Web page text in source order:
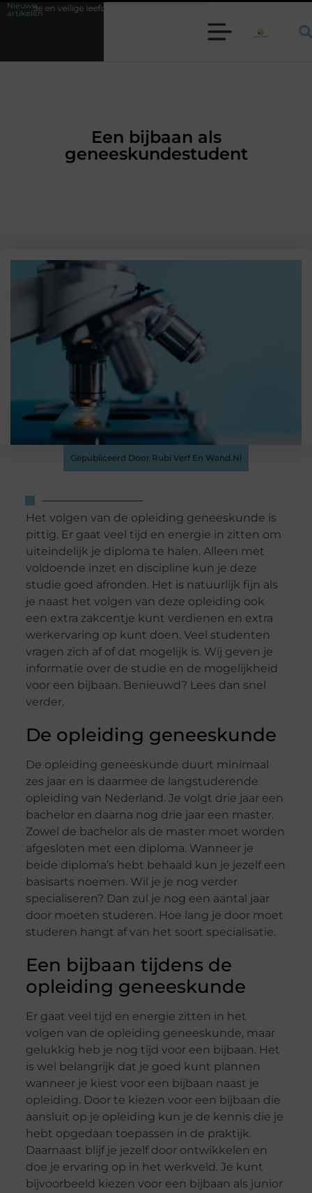
Nieuwe
artikelen Waarom een werkschakelaar onmisbaar is bij veel
Een bijbaan als
geneeskundestudent
Gepubliceerd Door Rubi Verf En Wand.nl
Het volgen van de opleiding geneeskunde is
pittig. Er gaat veel tijd en energie in zitten om
uiteindelijk je diploma te halen. Alleen met
voldoende inzet en discipline kun je deze
studie goed afronden. Het is natuurlijk fijn als
je naast het volgen van deze opleiding ook
een extra zakcentje kunt verdienen en extra
werkervaring op kunt doen. Veel studenten
vragen zich af of dat mogelijk is. Wij geven je
informatie over de studie en de mogelijkheid
voor een bijbaan. Benieuwd? Lees dan snel
verder.
De opleiding geneeskunde
De opleiding geneeskunde duurt minimaal
zes jaar en is daarmee de langstuderende
opleiding van Nederland. Je volgt drie jaar een
bachelor en daarna nog drie jaar een master.
Zowel de bachelor als de master moet worden
afgesloten met een diploma. Wanneer je
beide diploma’s hebt behaald kun je jezelf een
basisarts noemen. Wil je je nog verder
specialiseren? Dan zul je nog een aantal jaar
door moeten studeren. Hoe lang je door moet
studeren hangt af van het soort specialisatie.
Een bijbaan tijdens de
opleiding geneeskunde
Er gaat veel tijd en energie zitten in het
volgen van de opleiding geneeskunde, maar
gelukkig heb je nog tijd voor een bijbaan. Het
is wel belangrijk dat je goed kunt plannen
wanneer je kiest voor een bijbaan naast je
opleiding. Door te kiezen voor een bijbaan die
aansluit op je opleiding kun je de kennis die je
hebt opgedaan toepassen in de praktijk.
Daarnaast blijf je jezelf door ontwikkelen en
doe je ervaring op in het werkveld. Je kunt
bijvoorbeeld kiezen voor een bijbaan als junior